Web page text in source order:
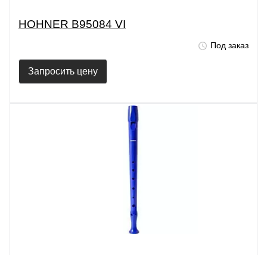
HOHNER B95084 VI
Под заказ
Запросить цену